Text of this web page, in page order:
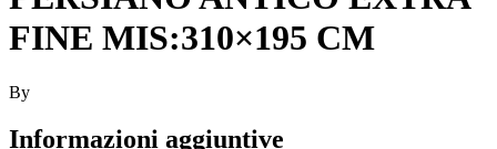
FINE MIS:310×195 CM
By
Informazioni aggiuntive